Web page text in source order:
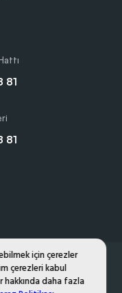
için çerezler
çerezleri kabul
hakkında daha fazla
81
81
Politikası